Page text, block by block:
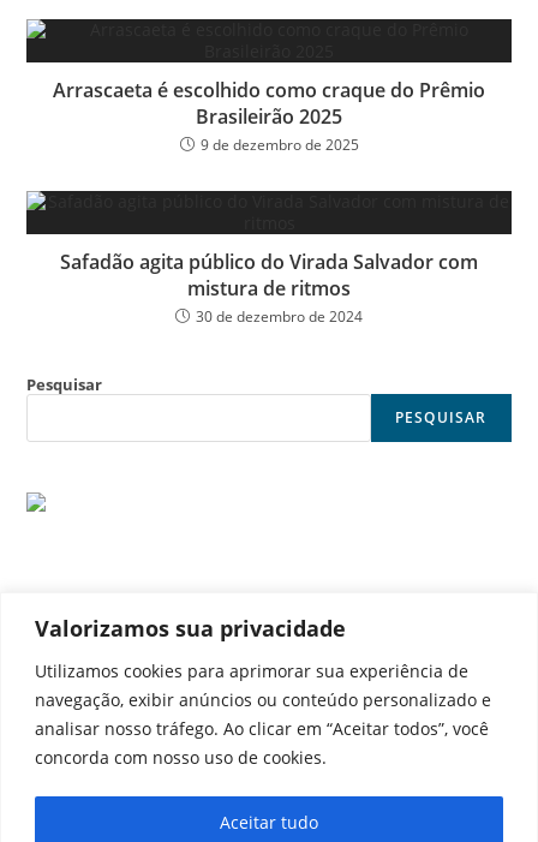
Valorizamos sua privacidade
Utilizamos cookies para aprimorar sua experiência de
navegação, exibir anúncios ou conteúdo personalizado e
analisar nosso tráfego. Ao clicar em “Aceitar todos”, você
concorda com nosso uso de cookies.
Aceitar tudo
Arrascaeta é escolhido como craque do Prêmio
Brasileirão 2025
9 de dezembro de 2025
Safadão agita público do Virada Salvador com
mistura de ritmos
30 de dezembro de 2024
Pesquisar
PESQUISAR
Política de cookies